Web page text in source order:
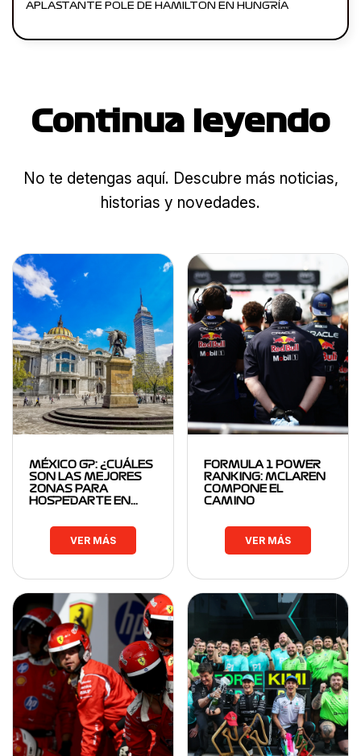
APLASTANTE POLE DE HAMILTON EN HUNGRÍA
Continua leyendo
No te detengas aquí. Descubre más noticias,
historias y novedades.
MÉXICO GP: ¿CUÁLES
SON LAS MEJORES
ZONAS PARA
HOSPEDARTE EN…
VER MÁS
FORMULA 1 POWER
RANKING: MCLAREN
COMPONE EL
CAMINO
VER MÁS